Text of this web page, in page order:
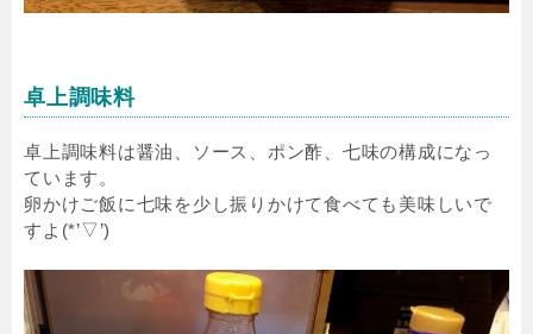
卓上調味料
卓上調味料は醤油、ソース、ポン酢、七味の構成になっ
ています。
卵かけご飯に七味を少し振りかけて食べても美味しいで
すよ(*’▽’)